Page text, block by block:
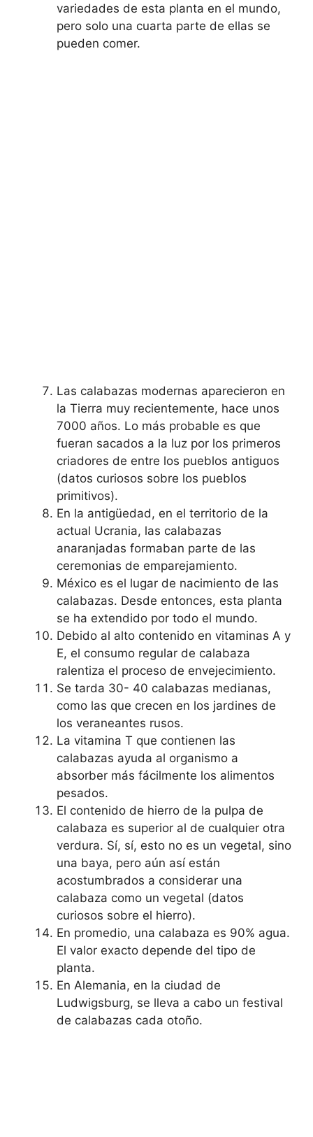
variedades de esta planta en el mundo,
pero solo una cuarta parte de ellas se
pueden comer.
Las calabazas modernas aparecieron en
la Tierra muy recientemente, hace unos
7000 años. Lo más probable es que
fueran sacados a la luz por los primeros
criadores de entre los pueblos antiguos
(datos curiosos sobre los pueblos
primitivos).
En la antigüedad, en el territorio de la
actual Ucrania, las calabazas
anaranjadas formaban parte de las
ceremonias de emparejamiento.
México es el lugar de nacimiento de las
calabazas. Desde entonces, esta planta
se ha extendido por todo el mundo.
Debido al alto contenido en vitaminas A y
E, el consumo regular de calabaza
ralentiza el proceso de envejecimiento.
Se tarda 30- 40 calabazas medianas,
como las que crecen en los jardines de
los veraneantes rusos.
La vitamina T que contienen las
calabazas ayuda al organismo a
absorber más fácilmente los alimentos
pesados.
El contenido de hierro de la pulpa de
calabaza es superior al de cualquier otra
verdura. Sí, sí, esto no es un vegetal, sino
una baya, pero aún así están
acostumbrados a considerar una
calabaza como un vegetal (datos
curiosos sobre el hierro).
En promedio, una calabaza es 90% agua.
El valor exacto depende del tipo de
planta.
En Alemania, en la ciudad de
Ludwigsburg, se lleva a cabo un festival
de calabazas cada otoño.